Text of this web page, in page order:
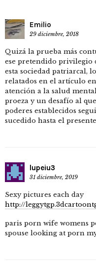
Emilio
29 diciembre, 2018
Quizá la prueba más
ese pretendido privilegio
esta sociedad patriarcal,
relatados en el artículo
atención a la salud
proeza y un desafío al
poderes establecidos
sucedido hasta el
lupeiu3
31 diciembre, 2019
Sexy pictures each day
http://
paris porn wife womens
spouse looking at porn